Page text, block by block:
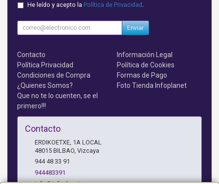
He leído y acepto la Política de Privacidad
Enviar
Contacto
Información Legal
Política Privacidad
Política de Cookies
Condiciones de Compra
Formas de Pago
¿Quienes Somos?
Foto Tienda Infoplanet
Que no te lo cuenten, se el
primero!!!
Contacto
ERDIKOETXE, 1A LOCAL
48015 BILBAO Vizcaya
944 48 33 91
944483391